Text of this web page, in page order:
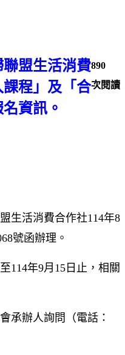
890
次閱讀
盟生活消費
程」及「合
資訊。
生活消費合作社114年8
號函辦理。
114年9月15日止，相關
承辦人詢問（電話：